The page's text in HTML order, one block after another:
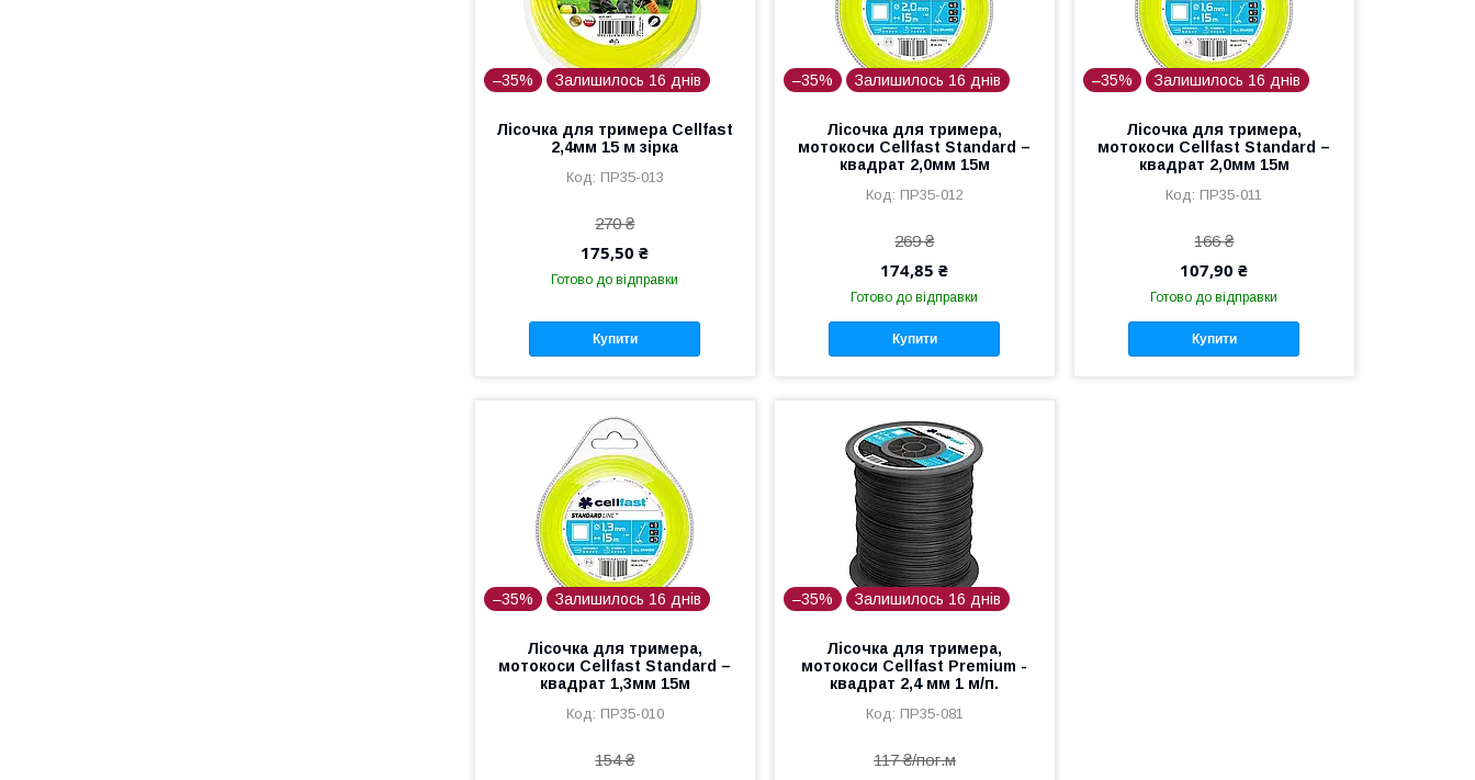
–35% Залишилось 16 днів
Лісочка для тримера Cellfast
2,4мм 15 м зірка
ПР35-013
270 ₴
175,50 ₴
Готово до відправки
Купити
–35% Залишилось 16 днів
Лісочка для тримера,
мотокоси Cellfast Standard –
квадрат 2,0мм 15м
ПР35-012
269 ₴
174,85 ₴
Готово до відправки
Купити
–35% Залишилось 16 днів
Лісочка для тримера,
мотокоси Cellfast Standard –
квадрат 2,0мм 15м
ПР35-011
166 ₴
107,90 ₴
Готово до відправки
Купити
–35% Залишилось 16 днів
Лісочка для тримера,
мотокоси Cellfast Standard –
квадрат 1,3мм 15м
ПР35-010
154 ₴
–35% Залишилось 16 днів
Лісочка для тримера,
мотокоси Cellfast Premium -
квадрат 2,4 мм 1 м/п.
ПР35-081
117 ₴/пог.м